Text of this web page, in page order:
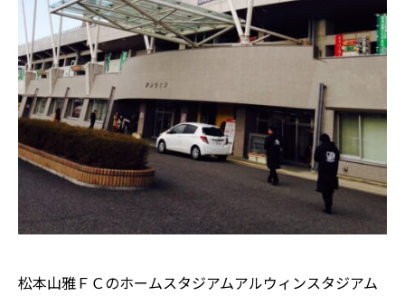
松本山雅ＦＣのホームスタジアムアルウィンスタジアム